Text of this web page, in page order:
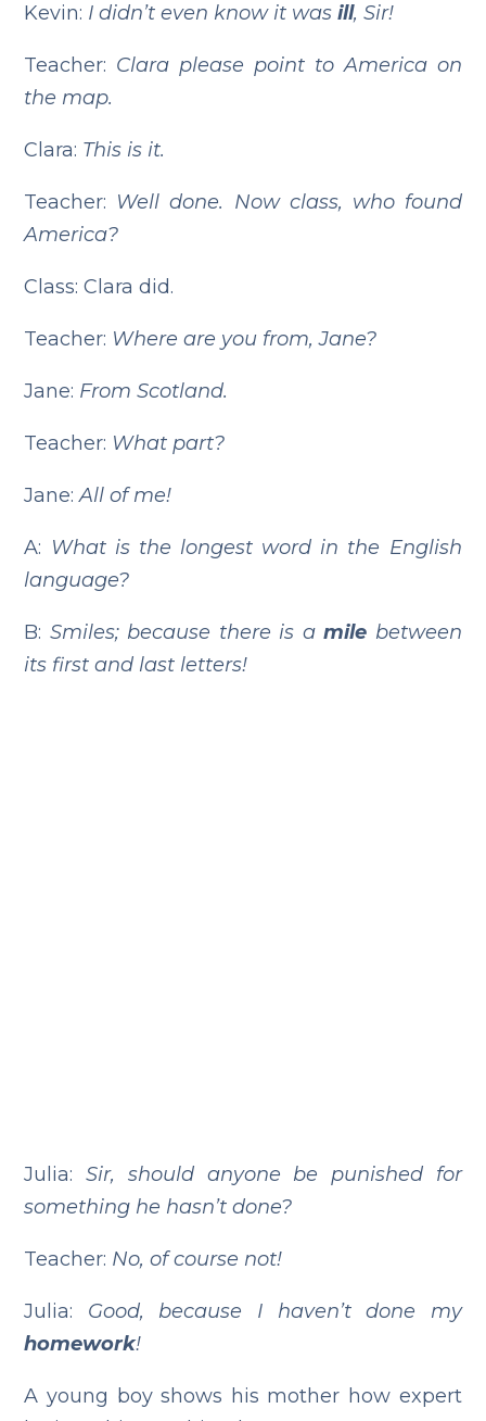
Kevin: I didn’t even know it wasill, Sir!
Teacher: Clara please point to America on
the map.
Clara: This is it.
Teacher: Well done. Now class, who found
America?
Class: Clara did.
Teacher: Where are you from, Jane?
Jane: From Scotland.
Teacher: What part?
Jane: All of me!
A: What is the longest word in the English
language?
B: Smiles; because there is amile between
its first and last letters!
Julia: Sir, should anyone be punished for
something he hasn’t done?
Teacher: No, of course not!
Julia: Good, because I haven’t done my
homework!
A young boy shows his mother how expert